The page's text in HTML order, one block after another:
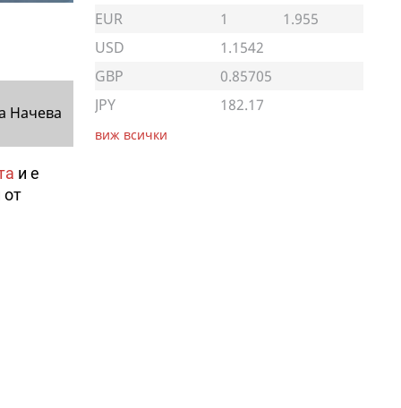
Начева
и е
от
EUR 1
1.955
USD
1.1542
GBP
0.85705
JPY
182.17
виж всички